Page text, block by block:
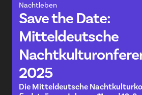
Nachtleben
Save the Date:
Mitteldeutsche
2025
Die Mitteldeutsche